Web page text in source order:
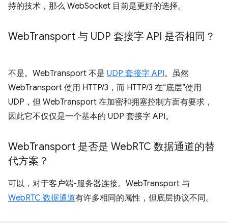
持的技术，那么 WebSocket 目前是更好的选择。
WebTransport 与 UDP 套接字 API 是否相同？
不是。WebTransport 不是 UDP 套接字 API。虽然
WebTransport 使用 HTTP/3，而 HTTP/3 在“底层”使用
UDP，但 WebTransport 在加密和拥塞控制方面有要求，
因此它不仅仅是一个基本的 UDP 套接字 API。
WebTransport 是否是 WebRTC 数据通道的替
代方案？
可以，对于客户端-服务器连接。WebTransport 与
WebRTC 数据通道有许多相同的属性，但底层协议不同。